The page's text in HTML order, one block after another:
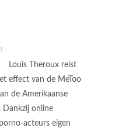
Louis Theroux reist
effect van de MeToo
de Amerikaanse
Dankzij online
acteurs eigen